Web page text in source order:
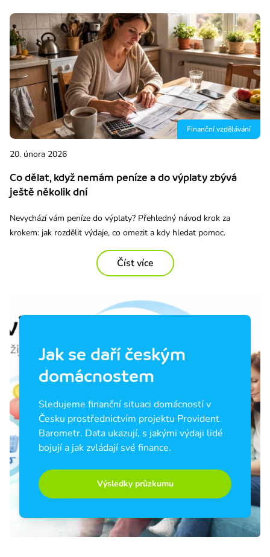
Finanční vzdělávání
20. února 2026
Co dělat, když nemám peníze a do výplaty zbývá
ještě několik dní
Nevychází vám peníze do výplaty? Přehledný návod krok za
krokem: jak rozdělit výdaje, co omezit a kdy hledat pomoc.
Číst více
Jak se daří českým
domácnostem
Sledujeme finanční situaci domácností v
Česku prostřednictvím projektu Provident
Barometr. Data ukazují, s jakými výdaji lidé
bojují a jak zvládají své finance.
Výsledky průzkumu